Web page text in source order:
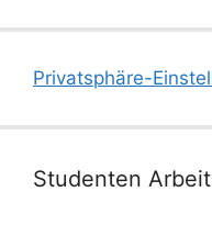
Privatsphäre-
Studenten